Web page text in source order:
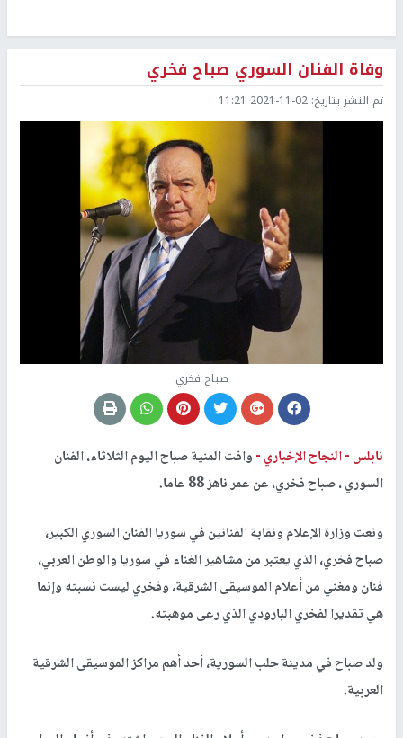
وفاة الفنان السوري صباح فخري
تم النشر بتاريخ: 2021-11-02 11:21
صباح فخري
نابلس -النجاح الإخباري -وافت المنية صباح اليوم الثلاثاء، الفنان
السوري ، صباح فخري، عن عمر ناهز 88 عاما.
ونعت وزارة الإعلام ونقابة الفنانين في سوريا الفنان السوري الكبير،
صباح فخري، الذي يعتبر من مشاهير الغناء في سوريا والوطن العربي،
فنان ومغني من أعلام الموسيقى الشرقية، وفخري ليست نسبته وإنما
هي تقديرا لفخري البارودي الذي رعى موهبته.
ولد صباح في مدينة حلب السورية، أحد أهم مراكز الموسيقى الشرقية
العربية.